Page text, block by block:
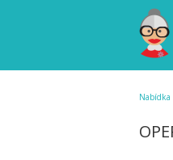
Nabídka